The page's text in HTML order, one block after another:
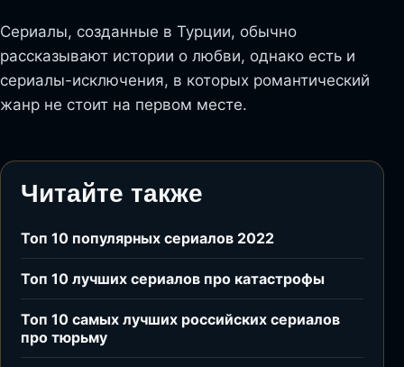
Сериалы, созданные в Турции, обычно
рассказывают истории о любви, однако есть и
сериалы-исключения, в которых романтический
жанр не стоит на первом месте.
Читайте также
Топ 10 популярных сериалов 2022
Топ 10 лучших сериалов про катастрофы
Топ 10 самых лучших российских сериалов
про тюрьму